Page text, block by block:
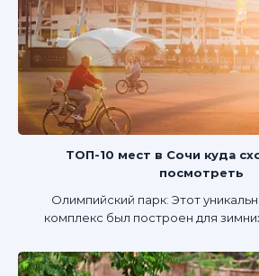
ТОП-10 мест в Сочи куда
посмотреть
Олимпийский парк: Этот
комплекс был построен для